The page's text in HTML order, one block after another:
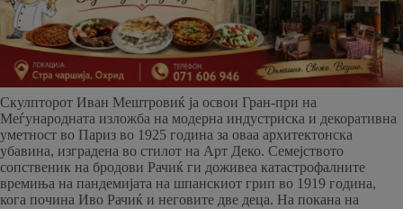
Скулпторот Иван Мештровиќ ја освои Гран-при на
Меѓународната изложба на модерна индустриска и декоративна
уметност во Париз во 1925 година за оваа архитектонска
убавина, изградена во стилот на Арт Деко. Семејството
сопственик на бродови Рачиќ ги доживеа катастрофалните
времиња на пандемијата на шпанскиот грип во 1919 година,
кога почина Иво Рачиќ и неговите две деца. На покана на